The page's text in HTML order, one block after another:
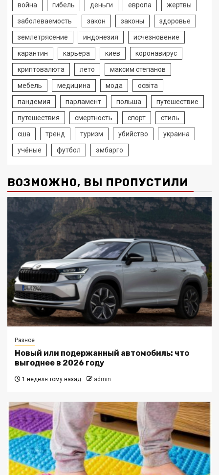
война гибель деньги европа жертвы
заболеваемость закон законы здоровье
землетрясение индонезия исчезновение
карантин карьера киев коронавирус
криптовалюта лето максим степанов
мебель медицина мода освіта
пандемия парламент польша путешествие
путешествия смертность спорт стиль
сша тренд туризм убийство украина
учёные футбол эмбарго
ВОЗМОЖНО, ВЫ ПРОПУСТИЛИ
Разное
Новый или подержанный автомобиль: что
выгоднее в 2026 году
1 неделя тому назад admin